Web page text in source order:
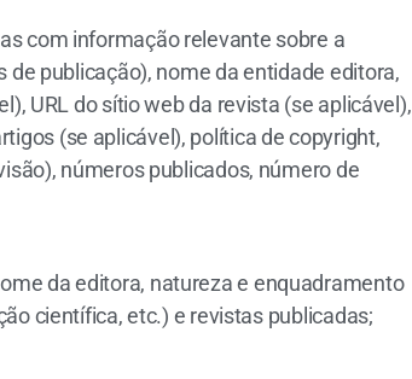
com informação relevante sobre a
publicação), nome da entidade editora,
URL do sítio web da revista (se aplicável),
(se aplicável), política de copyright,
números publicados, número de
da editora, natureza e enquadramento
científica, etc.) e revistas publicadas;